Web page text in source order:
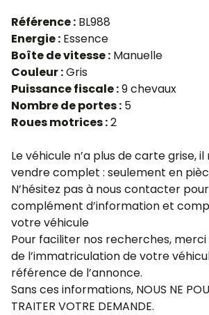
Référence : BL988
Energie : Essence
Boîte de vitesse : Manuelle
Couleur :Gris
Puissance fiscale :9 chevaux
Nombre de portes : 5
Roues motrices :2
Le véhicule n’a plus de carte grise,
vendre complet : seulement en
N’hésitez pas à nous contacter
complément d’information et
votre véhicule
Pour faciliter nos recherches, merci
de l’immatriculation de votre
référence de l’annonce.
Sans ces informations, NOUS NE
TRAITER VOTRE DEMANDE.